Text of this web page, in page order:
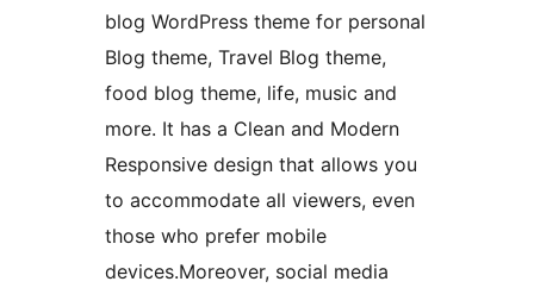
blog WordPress theme for personal
Blog theme, Travel Blog theme,
food blog theme, life, music and
more. It has a Clean and Modern
Responsive design that allows you
to accommodate all viewers, even
those who prefer mobile
devices.Moreover, social media